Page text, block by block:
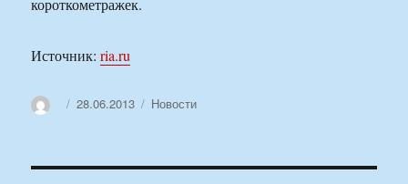
короткометражек.
Источник:ria.ru
АвторОпубликовано
28.06.2013 Рубрики
Новости